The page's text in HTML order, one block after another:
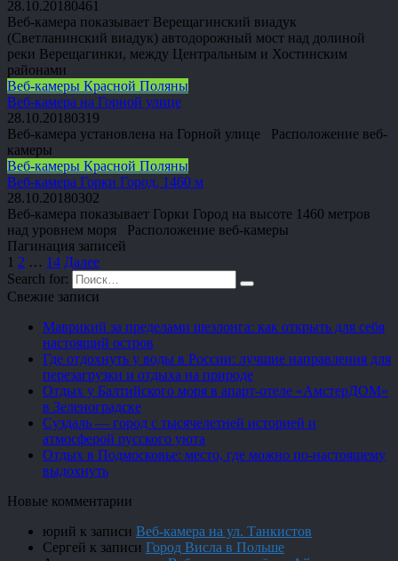
28.10.20180461
Веб-камера показывает Верещагинский виадук
(Светланинский виадук) автодорожный мост над долиной
реки Верещагинки, между Центральным и Хостинским
районами
Веб-камеры Красной Поляны
Веб-камера на Горной улице
28.10.20180319
Веб-камера установлена на Горной улице Расположение веб-
камеры
Веб-камеры Красной Поляны
Веб-камера Горки Город, 1460 м
28.10.20180302
Веб-камера показывает Горки Город на высоте 1460 метров
над уровнем моря Расположение веб-камеры
Пагинация записей
1 2 … 14 Далее
Search for:
Свежие записи
Маврикий за пределами шезлонга: как открыть для себя
настоящий остров
Где отдохнуть у воды в России: лучшие направления для
перезагрузки и отдыха на природе
Отдых у Балтийского моря в апарт-отеле «АмстерДОМ»
в Зеленоградске
Суздаль — город с тысячелетней историей и
атмосферой русского уюта
Отдых в Подмосковье: место, где можно по-настоящему
выдохнуть
Новые комментарии
юрий к записи Веб-камера на ул. Танкистов
Сергей к записи Город Висла в Польше